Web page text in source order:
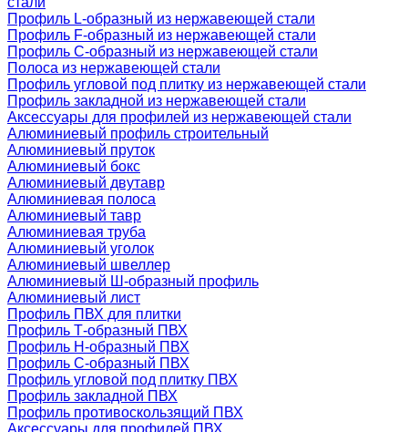
Профиль L-образный из нержавеющей стали
Профиль F-образный из нержавеющей стали
Профиль C-образный из нержавеющей стали
Полоса из нержавеющей стали
Профиль угловой под плитку из нержавеющей стали
Профиль закладной из нержавеющей стали
Аксессуары для профилей из нержавеющей стали
Алюминиевый профиль строительный
Алюминиевый пруток
Алюминиевый бокс
Алюминиевый двутавр
Алюминиевая полоса
Алюминиевый тавр
Алюминиевая труба
Алюминиевый уголок
Алюминиевый швеллер
Алюминиевый Ш-образный профиль
Алюминиевый лист
Профиль ПВХ для плитки
Профиль Т-образный ПВХ
Профиль H-образный ПВХ
Профиль C-образный ПВХ
Профиль угловой под плитку ПВХ
Профиль закладной ПВХ
Профиль противоскользящий ПВХ
Аксессуары для профилей ПВХ